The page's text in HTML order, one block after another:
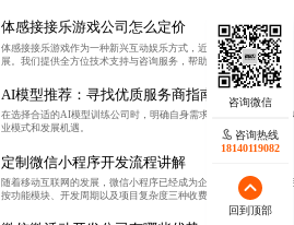
体感接接乐游戏公司怎么定价
体感接接乐游戏作为一种新兴互动娱乐方式，近年来备受市场关
展。我们提供全方位技术支持与咨询服务，帮助您
AI模型推荐：寻找优质服务商指南
在选择合适的AI模型训练公司时，明确自身需求、评估公司的技
业模式和发展机遇。
定制微信小程序开发流程讲解
随着移动互联网的发展，微信小程序已经成为企业展示品牌和提
按功能模块、开发周期以及项目复杂度三种收费模
咨询热线
18140119082
回到顶部